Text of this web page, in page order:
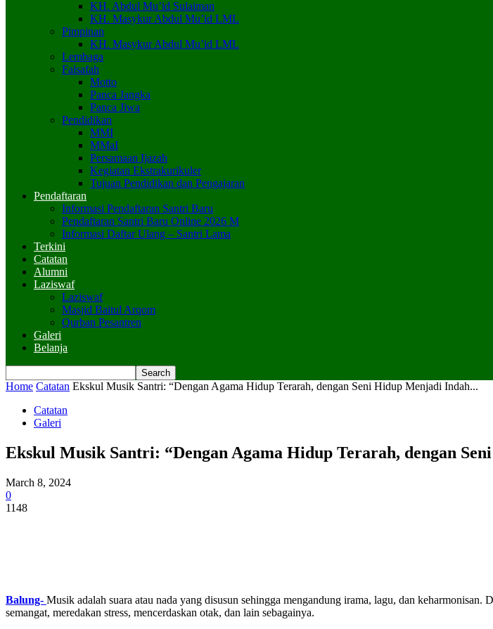
KH. Abdul Mu’id Sulaiman
KH. Masykur Abdul Mu’id LML
Pimpinan
KH. Masykur Abdul Mu’id LML
Lembaga
Falsafah
Motto
Panca Jangka
Panca Jiwa
Pendidikan
MMI
MMaI
Persamaan Ijazah
Kegiatan Ekstrakurikuler
Tujuan Pendidikan dan Pengajaran
Pendaftaran
Informasi Pendaftaran Santri Baru
Pendaftaran Santri Baru Online 2026 M
Informasi Daftar Ulang – Santri Lama
Terkini
Catatan
Alumni
Laziswaf
Laziswaf
Masjid Baitul Arqom
Qurban Pesantren
Galeri
Belanja
Home Catatan Ekskul Musik Santri: “Dengan Agama Hidup Terarah, dengan Seni Hidup Menjadi Indah...
Catatan
Galeri
Ekskul Musik Santri: “Dengan Agama Hidup Terarah, dengan
March 8, 2024
0
1148
Balung- Musik adalah suara atau nada yang disusun sehingga mengandung irama, lagu, dan
semangat, meredakan stress, mencerdaskan otak, dan lain sebagainya.